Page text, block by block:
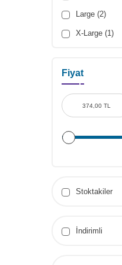
Tabanlıklar
Large (2)
X-Large (1)
Fiyat
Stoktakiler
İndirimli